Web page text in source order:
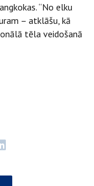
“No elku
– atklāšu, kā
tēla veidošanā